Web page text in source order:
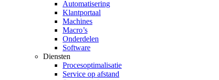
Automatisering
Klantportaal
Machines
Macro’s
Onderdelen
Software
Diensten
Procesoptimalisatie
Service op afstand